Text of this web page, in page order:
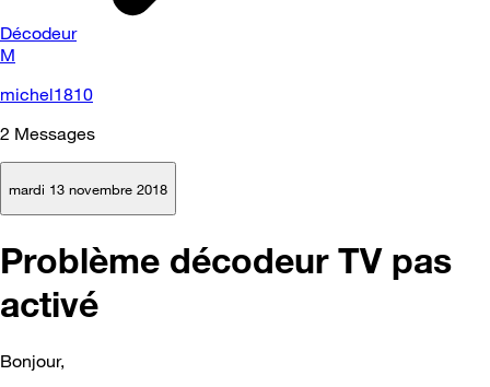
Décodeur
M
michel1810
2 Messages
mardi 13 novembre 2018
Problème décodeur TV pas
activé
Bonjour,